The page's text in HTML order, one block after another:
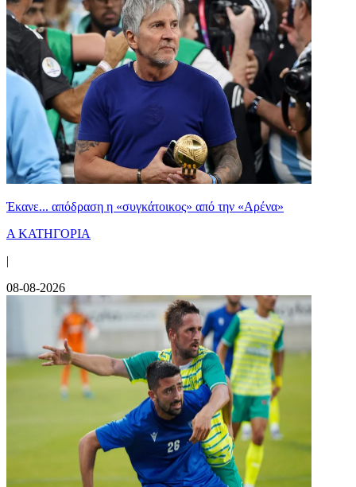
Έκανε... απόδραση η «συγκάτοικος» από την «Αρένα»
Α ΚΑΤΗΓΟΡΙΑ
|
08-08-2026